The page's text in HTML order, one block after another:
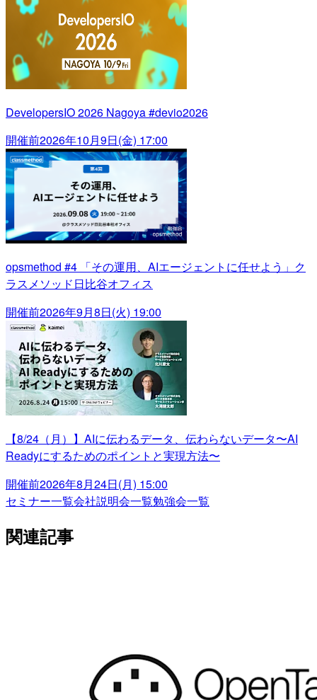
DevelopersIO 2026 Nagoya #devio2026
開催前2026年10月9日(金) 17:00
opsmethod #4 「その運用、AIエージェントに任せよう」ク
ラスメソッド日比谷オフィス
開催前2026年9月8日(火) 19:00
【8/24（月）】AIに伝わるデータ、伝わらないデータ〜AI
Readyにするためのポイントと実現方法〜
開催前2026年8月24日(月) 15:00
セミナー一覧会社説明会一覧勉強会一覧
関連記事